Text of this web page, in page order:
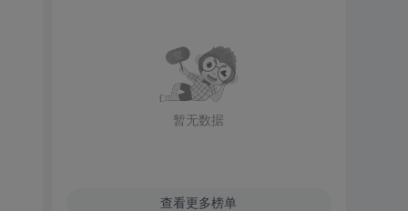
暂无数据
查看更多榜单